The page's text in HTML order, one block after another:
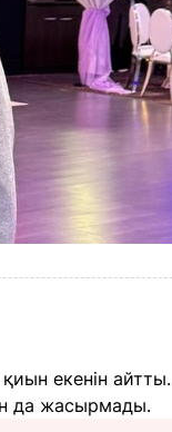
екенін айтты.
да жасырмады.